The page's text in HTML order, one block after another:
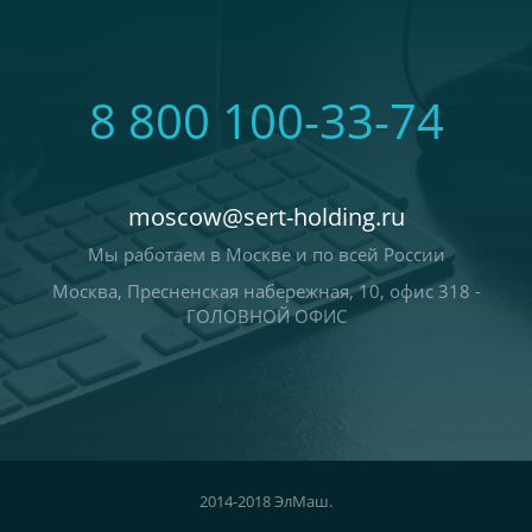
8 800 100-33-74
moscow@sert-holding.ru
Мы работаем в Москве и по всей России
Москва, Пресненская набережная, 10, офис 318 -
ГОЛОВНОЙ ОФИС
2014-2018 ЭлМаш.